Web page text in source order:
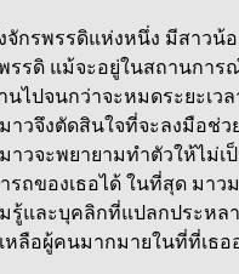
4f05-8462-
จักรพรรดิแห่งหนึ่ง มีสาวน้
รรดิ แม้จะอยู่ในสถานการ
นไปจนกว่าจะหมดระยะเว
าวจึงตัดสินใจที่จะลงมือช่
าวจะพยายามทำตัวให้ไม่
รถของเธอได้ ในที่สุด มาว
รู้และบุคลิกที่แปลกประหล
หลือผู้คนมากมายในที่ที่เธอ